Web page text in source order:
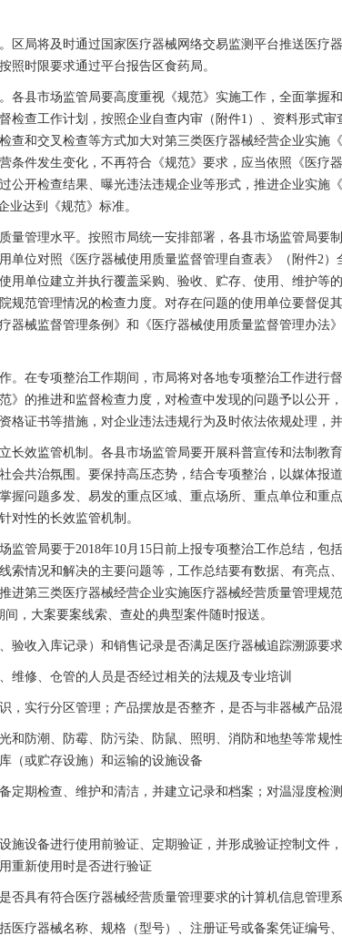
局将及时通过国家医疗器械网络交易监测平台推送医疗
照时限要求通过平台报告区食药局。
县市场监管局要高度重视《规范》实施工作，全面掌握
检查工作计划，按照企业自查内审（附件1）、资料形式
查和交叉检查等方式加大对第三类医疗器械经营企业实施
条件发生变化，不再符合《规范》要求，应当依照《医疗
公开检查结果、曝光违法违规企业等形式，推进企业实施
业达到《规范》标准。
管理水平。按照市局统一安排部署，各县市场监管局要
单位对照《医疗器械使用质量监督管理自查表》（附件2
用单位建立并执行覆盖采购、验收、贮存、使用、维护等
规范管理情况的检查力度。对存在问题的使用单位要督促
器械监督管理条例》和《医疗器械使用质量监督管理办法
在专项整治工作期间，市局将对各地专项整治工作进行
》的推进和监督检查力度，对检查中发现的问题予以公开
格证书等措施，对企业违法违规行为及时依法依规处理，并
效监管机制。各县市场监管局要开展科普宣传和法制教
会共治氛围。要保持高压态势，结合专项整治，以媒体报
握问题多发、易发的重点区域、重点场所、重点单位和重
对性的长效监管机制。
管局要于2018年10月15日前上报专项整治工作总结，包
索情况和解决的主要问题等，工作总结要有数据、有亮点
进第三类医疗器械经营企业实施医疗器械经营质量管理规
，大案要案线索、查处的典型案件随时报送。
收入库记录）和销售记录是否满足医疗器械追踪溯源要求
修、仓管的人员是否经过相关的法规及专业培训
实行分区管理；产品摆放是否整齐，是否与非器械产品
防潮、防霉、防污染、防鼠、照明、消防和地垫等常规
（或贮存设施）和运输的设施设备
期检查、维护和清洁，并建立记录和档案；对温湿度检测
设备进行使用前验证、定期验证，并形成验证控制文件
重新使用时是否进行验证
具有符合医疗器械经营质量管理要求的计算机信息管理
疗器械名称、规格（型号）、注册证号或备案凭证编号、